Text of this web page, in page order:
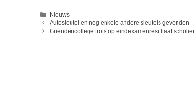
Categorieën
Nieuws
Autosleutel en nog enkele andere sleutels gevonden
Griendencollege trots op eindexamenresultaat